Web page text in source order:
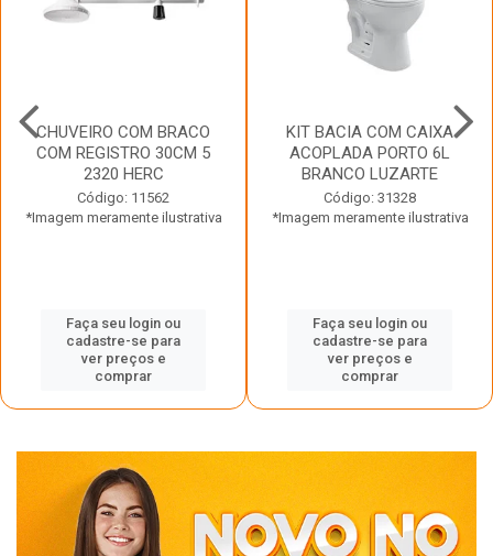
CHUVEIRO COM BRACO
COM REGISTRO 30CM 5
2320 HERC
Código: 11562
*Imagem meramente ilustrativa
Faça seu login ou
cadastre-se para
ver preços e
comprar
KIT BACIA COM CAIXA
ACOPLADA PORTO 6L
BRANCO LUZARTE
Código: 31328
*Imagem meramente ilustrativa
Faça seu login ou
cadastre-se para
ver preços e
comprar